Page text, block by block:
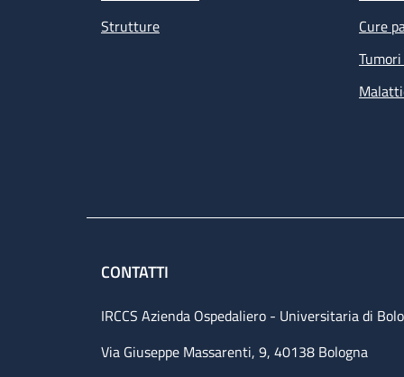
Strutture
Cure
CONTATTI
IRCCS Azienda Ospedaliero - Universitaria di
Via Giuseppe Massarenti, 9, 40138 Bologna